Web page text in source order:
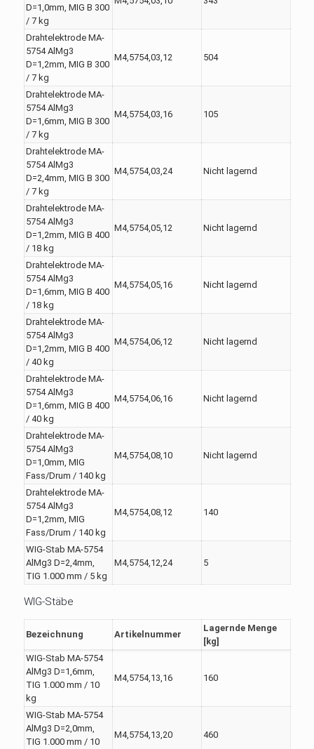
D=1,0mm, MIG B 300
/ 7 kg
Drahtelektrode MA-
5754 AlMg3
D=1,2mm, MIG B 300
/ 7 kg
M4,5754,03,12 504
Drahtelektrode MA-
5754 AlMg3
D=1,6mm, MIG B 300
/ 7 kg
M4,5754,03,16 105
Drahtelektrode MA-
5754 AlMg3
D=2,4mm, MIG B 300
/ 7 kg
M4,5754,03,24 Nicht lagernd
Drahtelektrode MA-
5754 AlMg3
D=1,2mm, MIG B 400
/ 18 kg
M4,5754,05,12 Nicht lagernd
Drahtelektrode MA-
5754 AlMg3
D=1,6mm, MIG B 400
/ 18 kg
M4,5754,05,16 Nicht lagernd
Drahtelektrode MA-
5754 AlMg3
D=1,2mm, MIG B 400
/ 40 kg
M4,5754,06,12 Nicht lagernd
Drahtelektrode MA-
5754 AlMg3
D=1,6mm, MIG B 400
/ 40 kg
M4,5754,06,16 Nicht lagernd
Drahtelektrode MA-
5754 AlMg3
D=1,0mm, MIG
Fass/Drum / 140 kg
M4,5754,08,10 Nicht lagernd
Drahtelektrode MA-
5754 AlMg3
D=1,2mm, MIG
Fass/Drum / 140 kg
M4,5754,08,12 140
WIG-Stab MA-5754
AlMg3 D=2,4mm,
TIG 1.000 mm / 5 kg
M4,5754,12,24 5
WIG-Stäbe
Bezeichnung Artikelnummer
Lagernde Menge
[kg]
WIG-Stab MA-5754
AlMg3 D=1,6mm,
TIG 1.000 mm / 10
kg
M4,5754,13,16 160
WIG-Stab MA-5754
AlMg3 D=2,0mm,
TIG 1.000 mm / 10
M4,5754,13,20 460